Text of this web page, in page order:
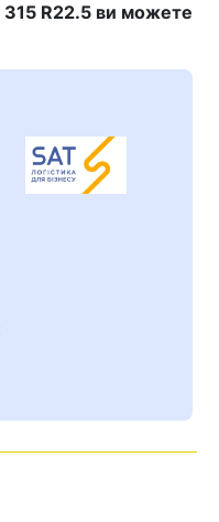
R22.5 ви можете